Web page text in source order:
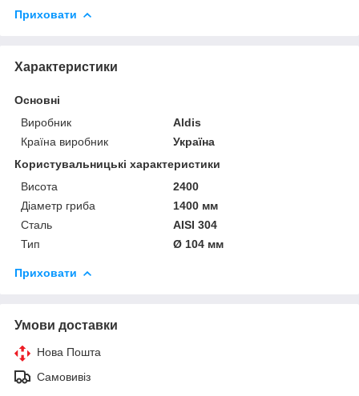
Приховати
Характеристики
Основні
Виробник
Aldis
Країна виробник
Україна
Користувальницькі характеристики
Висота
2400
Діаметр гриба
1400 мм
Сталь
AISI 304
Тип
Ø 104 мм
Приховати
Умови доставки
Нова Пошта
Самовивіз